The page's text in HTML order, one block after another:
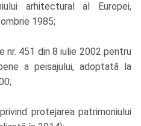
arhitectural al Europei,
1985;
451 din 8 iulie 2002 pentru
a peisajului, adoptată la
protejarea patrimoniului